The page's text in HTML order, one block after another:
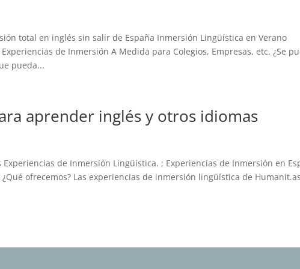
total en inglés sin salir de España Inmersión Lingüística en Verano
de Inmersión A Medida para Colegios, Empresas, etc. ¿Se
pueda...
aprender inglés y otros idiomas
de Inmersión Lingüística. ; Experiencias de Inmersión en
ofrecemos? Las experiencias de inmersión lingüística de Humanit.as